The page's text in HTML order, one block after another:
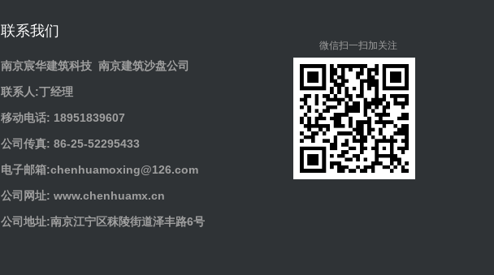
联系我们
南京宸华建筑科技 南京建筑沙盘公司
联系人:丁经理
移动电话: 18951839607
公司传真: 86-25-52295433
电子邮箱:chenhuamoxing@126.com
公司网址: www.chenhuamx.cn
公司地址:南京江宁区秣陵街道泽丰路6号
微信扫一扫加关注